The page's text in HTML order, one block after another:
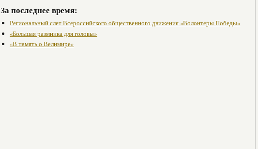
За последнее время:
Региональный слет Всероссийского общественного движения «Волонтеры Победы»
«Большая разминка для головы»
«В память о Велимире»